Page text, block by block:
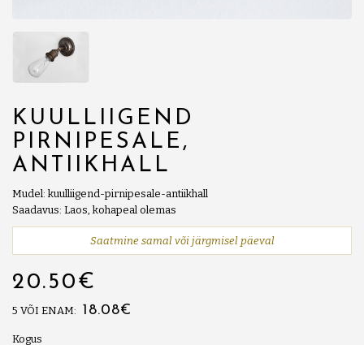
KUULLIIGEND
PIRNIPESALE,
ANTIIKHALL
Mudel: kuulliigend-pirnipesale-antiikhall
Saadavus: Laos, kohapeal olemas
Saatmine samal või järgmisel päeval
20.50€
5 VÕI ENAM: 18.08€
Kogus